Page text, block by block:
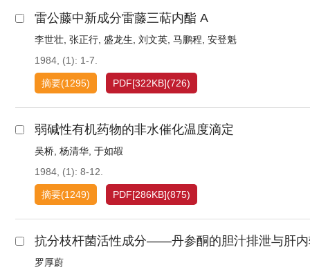
雷公藤中新成分雷藤三萜内酯 A
李世壮 张正行 盛龙生 刘文英 马鹏程 安登魁
1984, (1): 1-7.
摘要(1295) PDF[322KB](726)
弱碱性有机药物的非水催化温度滴定
吴桥 杨清华 于如嘏
1984, (1): 8-12.
摘要(1249) PDF[286KB](875)
抗分枝杆菌活性成分——丹参酮的胆汁排泄与肝
罗厚蔚